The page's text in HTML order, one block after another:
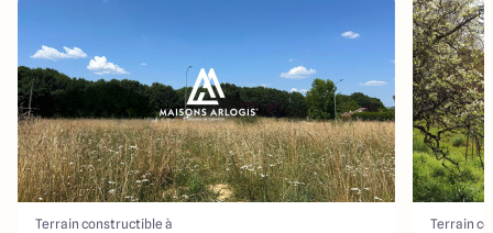
Terrain constructible à Terrain